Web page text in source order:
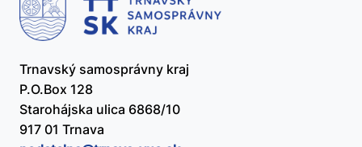
Trnavský samosprávny kraj
P.O.Box 128
Starohájska ulica 6868/10
917 01 Trnava